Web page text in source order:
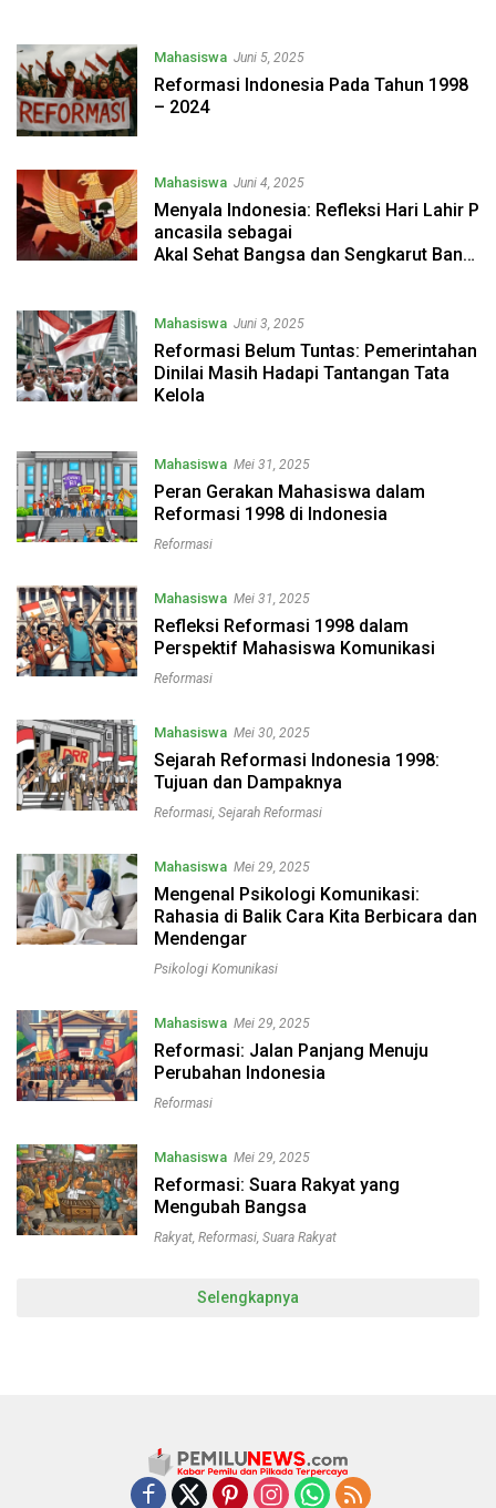
Mahasiswa Juni 5, 2025
Reformasi Indonesia Pada Tahun 1998
– 2024
Mahasiswa Juni 4, 2025
Menyala Indonesia: Refleksi Hari Lahir P
ancasila sebagai
Akal Sehat Bangsa dan Sengkarut Bang
Mahasiswa Juni 3, 2025
Reformasi Belum Tuntas: Pemerintahan
Dinilai Masih Hadapi Tantangan Tata
Kelola
Mahasiswa Mei 31, 2025
Peran Gerakan Mahasiswa dalam
Reformasi 1998 di Indonesia
Reformasi
Mahasiswa Mei 31, 2025
Refleksi Reformasi 1998 dalam
Perspektif Mahasiswa Komunikasi
Reformasi
Mahasiswa Mei 30, 2025
Sejarah Reformasi Indonesia 1998:
Tujuan dan Dampaknya
Reformasi, Sejarah Reformasi
Mahasiswa Mei 29, 2025
Mengenal Psikologi Komunikasi:
Rahasia di Balik Cara Kita Berbicara dan
Mendengar
Psikologi Komunikasi
Mahasiswa Mei 29, 2025
Reformasi: Jalan Panjang Menuju
Perubahan Indonesia
Reformasi
Mahasiswa Mei 29, 2025
Reformasi: Suara Rakyat yang
Mengubah Bangsa
Rakyat, Reformasi, Suara Rakyat
Selengkapnya